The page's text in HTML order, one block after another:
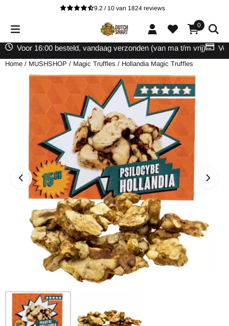
Cookievoorkeuren zijn beschikbaar. Kies instellingen of sta alle
9.2 / 10 van 1824 reviews
0
Voor 16:00 besteld, vandaag verzonden (van ma t/m vrij)
Home / MUSHSHOP / Magic Truffles / Hollandia Magic Truffles